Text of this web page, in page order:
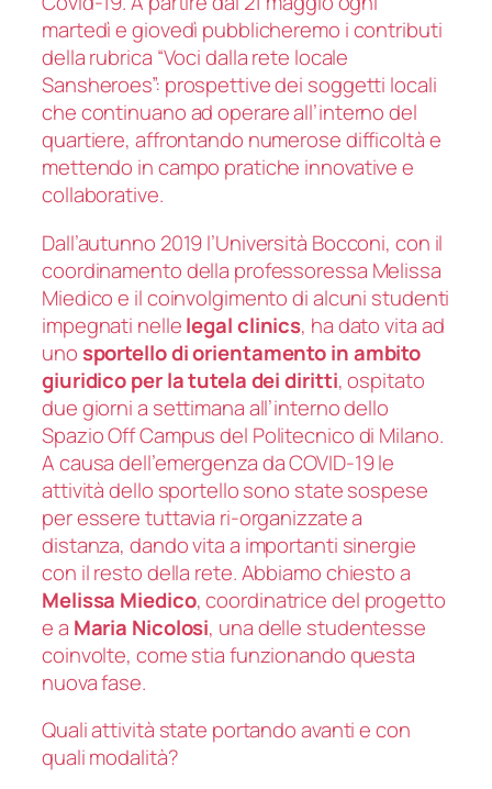
martedì e giovedì pubblicheremo i contributi
della rubrica “Voci dalla rete locale
Sansheroes”: prospettive dei soggetti locali
che continuano ad operare all’interno del
quartiere, affrontando numerose difficoltà e
mettendo in campo pratiche innovative e
collaborative.
Dall’autunno 2019 l’Università Bocconi, con il
coordinamento della professoressa Melissa
Miedico e il coinvolgimento di alcuni studenti
impegnati nellelegal clinics, ha dato vita ad
uno sportello di orientamento in ambito
giuridico per la tutela dei diritti, ospitato
due giorni a settimana all’interno dello
Spazio Off Campus del Politecnico di Milano.
A causa dell’emergenza da COVID-19 le
attività dello sportello sono state sospese
per essere tuttavia ri-organizzate a
distanza, dando vita a importanti sinergie
con il resto della rete.Abbiamo chiesto a
Melissa Miedico, coordinatrice del progetto
e a Maria Nicolosi, una delle studentesse
coinvolte, come stia funzionando questa
nuova fase.
Quali attività state portando avanti e con
quali modalità?